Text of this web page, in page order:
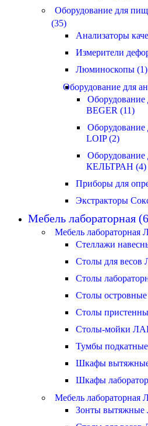
Оборудование для
(35)
Анализаторы
Измерители
Люминоскопы (1)
Оборудование для
Оборудование
BEGER (11)
Оборудование
LOIP (2)
Оборудование
КЕЛЬТРАН (4)
Приборы для
Экстракторы
Мебель лабораторная
Мебель лабораторная
Стеллажи
Столы для весов
Столы
Столы
Столы
Столы-мойки
Тумбы
Шкафы
Шкафы
Мебель лабораторная
Зонты вытяжные